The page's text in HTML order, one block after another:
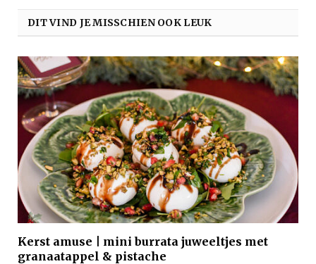
DIT VIND JE MISSCHIEN OOK LEUK
Kerst amuse | mini burrata juweeltjes met
granaatappel & pistache